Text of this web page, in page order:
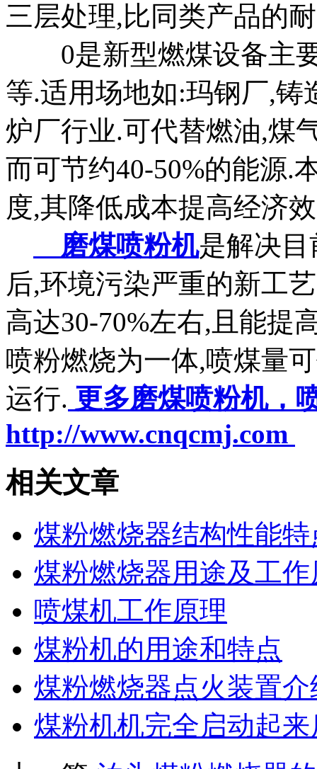
三层处理,比同类产品的
0是新型燃煤设备主要
等.适用场地如:玛钢厂,铸
炉厂行业.可代替燃油,煤
而可节约40-50%的能源.
度,其降低成本提高经济
磨煤喷粉机是解决
后,环境污染严重的新工
高达30-70%左右,且能提
喷粉燃烧为一体,喷煤量
运行. 更多磨煤喷粉机，
http://www.cnqcmj.com
相关文章
煤粉燃烧器结构性能特
煤粉燃烧器用途及工作
喷煤机工作原理
煤粉机的用途和特点
煤粉燃烧器点火装置介
煤粉机机完全启动起